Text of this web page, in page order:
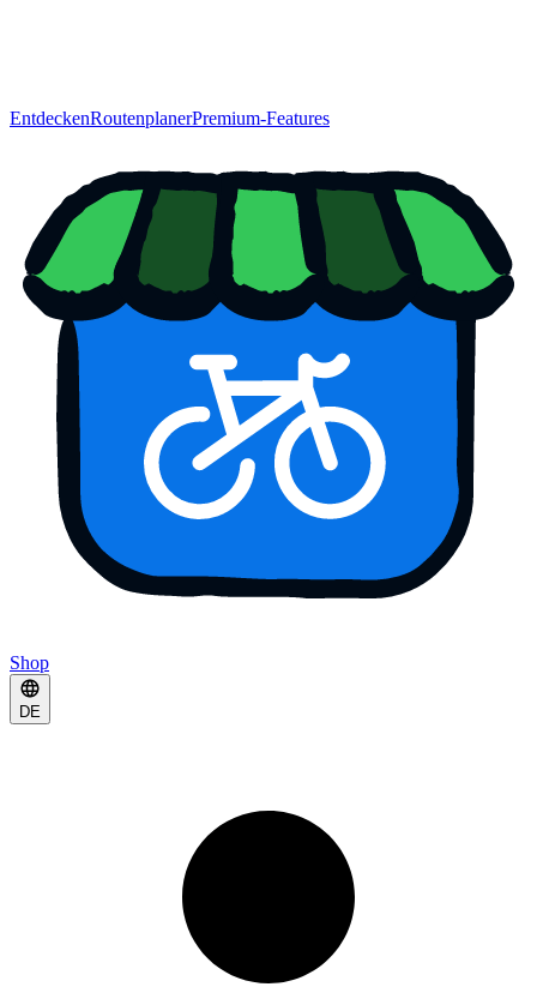
EntdeckenRoutenplanerPremium-Features
Shop
DE